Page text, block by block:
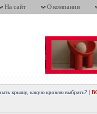
На сайт О компании
крышу, какую кровлю выбрать?